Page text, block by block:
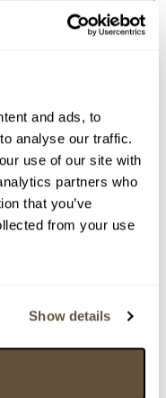
and ads, to
analyse our traffic.
use of our site with
partners who
that you’ve
from your use
Show details